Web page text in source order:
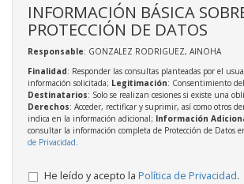
INFORMACIÓN BÁSICA
PROTECCIÓN DE DATOS
Responsable: GONZALEZ RODRIGUEZ, AINOHA
Finalidad: Responder las consultas planteadas por el
información solicitada; Legitimación: Consentimiento
Destinatarios: Solo se realizan cesiones si existe una
Derechos: Acceder, rectificar y suprimir, así como otros
indica en la información adicional; Información
consultar la información completa de Protección de Datos
de Privacidad.
He leído y acepto la Política de Privacidad.